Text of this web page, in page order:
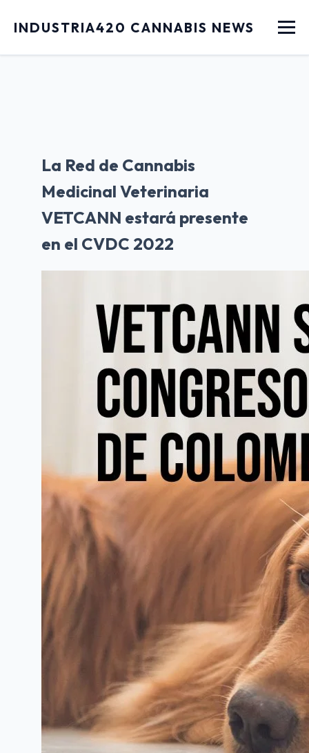
INDUSTRIA420 CANNABIS NEWS Menu
La Red de Cannabis
Medicinal Veterinaria
VETCANN estará presente
en el CVDC 2022